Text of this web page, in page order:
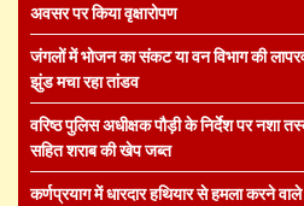
अवसर पर किया वृक्षारोपण
जंगलों में भोजन का संकट या वन विभाग की
झुंड मचा रहा तांडव
वरिष्ठ पुलिस अधीक्षक पौड़ी के निर्देश पर नशा
सहित शराब की खेप जब्त
कर्णप्रयाग में धारदार हथियार से हमला करने